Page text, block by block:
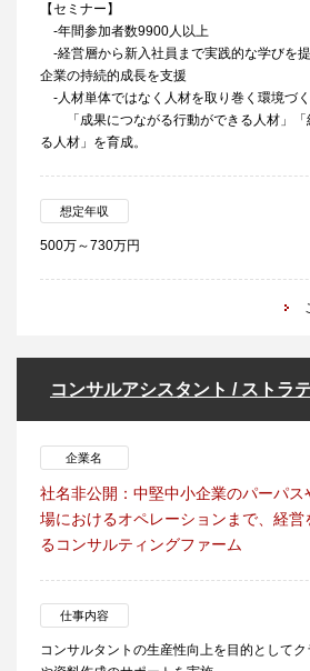
【セミナー】
‐年間参加者数9900人以上
‐経営層から新入社員まで実践的な学びを
企業の持続的成長を支援
‐人材単体ではなく人材を取り巻く環境づく
「成果につながる行動ができる人材」「
る人材」を育成。
想定年収
500万～730万円
コンサルアシスタント / ストラ
企業名
社名非公開：中堅中小企業のパーパ
場におけるオペレーションまで、経営
るコンサルティングファーム
仕事内容
コンサルタントの生産性向上を目的として